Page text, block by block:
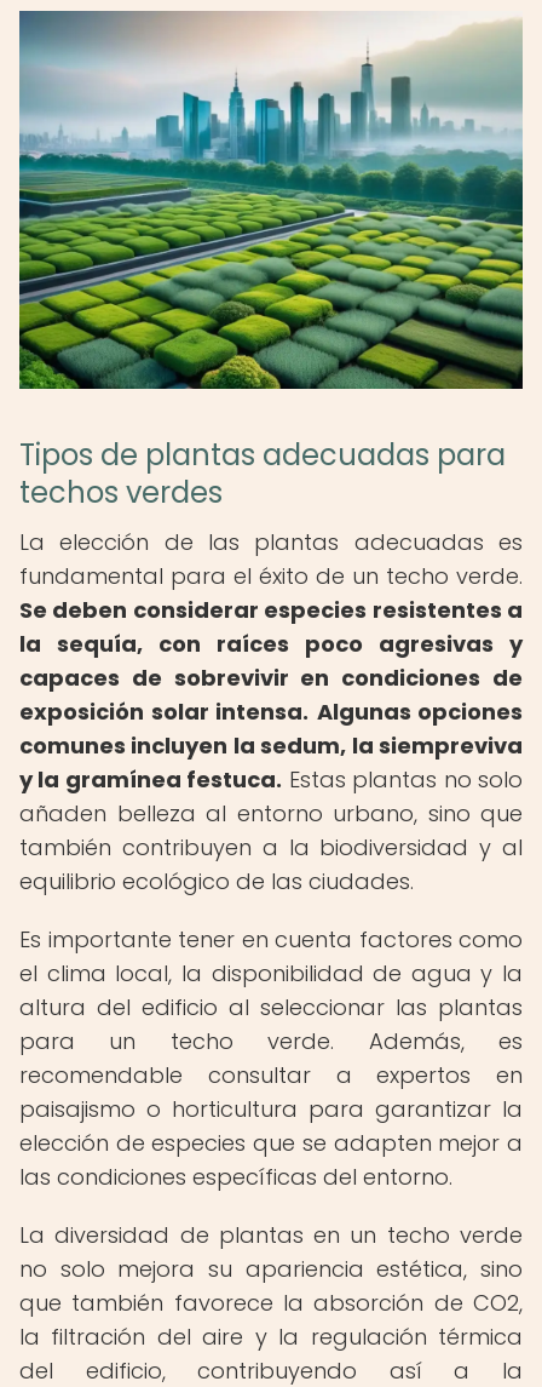
Tipos de plantas adecuadas para
techos verdes
La elección de las plantas adecuadas es
fundamental para el éxito de un techo verde.
Se deben considerar especies resistentes a
la sequía, con raíces poco agresivas y
capaces de sobrevivir en condiciones de
exposición solar intensa. Algunas opciones
comunes incluyen la sedum, la siempreviva
y la gramínea festuca. Estas plantas no solo
añaden belleza al entorno urbano, sino que
también contribuyen a la biodiversidad y al
equilibrio ecológico de las ciudades.
Es importante tener en cuenta factores como
el clima local, la disponibilidad de agua y la
altura del edificio al seleccionar las plantas
para un techo verde. Además, es
recomendable consultar a expertos en
paisajismo o horticultura para garantizar la
elección de especies que se adapten mejor a
las condiciones específicas del entorno.
La diversidad de plantas en un techo verde
no solo mejora su apariencia estética, sino
que también favorece la absorción de CO2,
la filtración del aire y la regulación térmica
del edificio, contribuyendo así a la